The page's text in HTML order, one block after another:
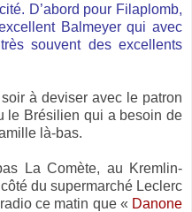
D’abord pour Filaplomb,
Balmeyerqui avec
souvent des excellents
à deviser avec le patron
le Brésilien qui a besoin de
là-bas.
La Comète, au Kremlin-
du supermarché Leclerc
ce matin que « Danone